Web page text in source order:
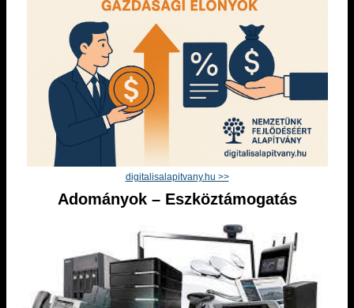
digitalisalapitvany.hu >>
Adományok – Eszköztámogatás